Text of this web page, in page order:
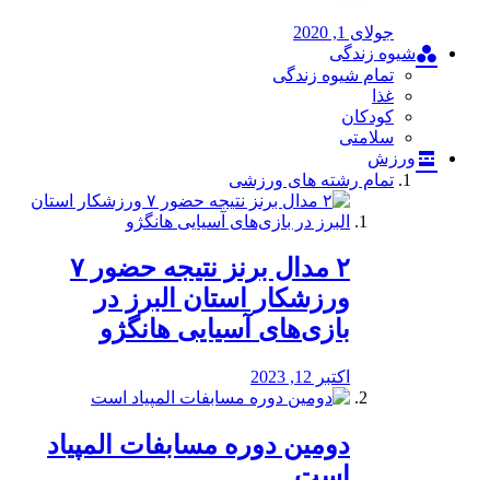
جولای 1, 2020
شیوه زندگی
تمام شیوه زندگی
غذا
کودکان
سلامتی
ورزش
تمام رشته های ورزشی
۲ مدال برنز نتیجه حضور ۷
ورزشکار استان البرز در
بازی‌های آسیایی هانگژو
اکتبر 12, 2023
دومین دوره مسابفات المپیاد